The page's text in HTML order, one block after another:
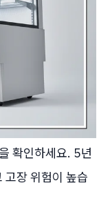
확인하세요. 5년
고장 위험이 높습